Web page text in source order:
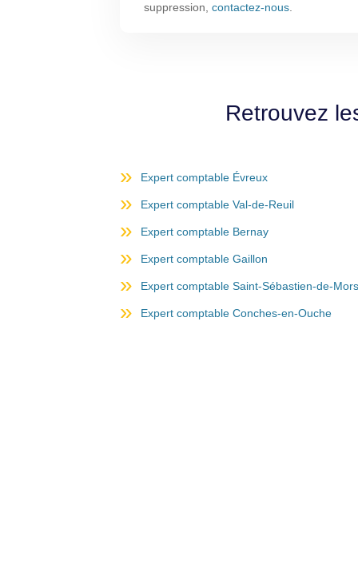
suppression, contactez-nous
Retrouvez
Expert comptable Évreux
Expert comptable Val-de-Reuil
Expert comptable Bernay
Expert comptable Gaillon
Expert comptable Saint-Sébastien-de-
Expert comptable Conches-en-Ouche